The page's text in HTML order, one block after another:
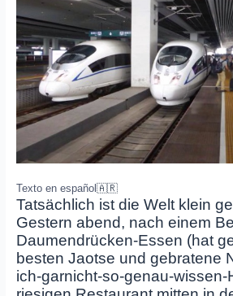
Texto en español🇦🇷
Tatsächlich ist die Welt klein
Gestern abend, nach einem
Daumendrücken-Essen (hat
besten Jaotse und gebratene
ich-garnicht-so-genau-wissen-